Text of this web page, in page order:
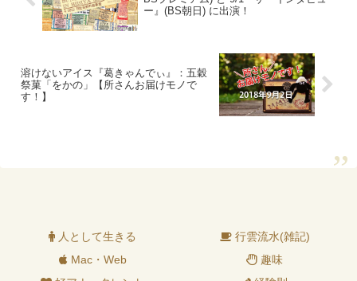
ー』(BS朝日) に出演！
溶けないアイス『葛きゃんでぃ』：五穀
祭菓「をかの」【所さんお届けモノで
す！】
人として生きる
行雲流水(雑記)
Mac・Web
趣味